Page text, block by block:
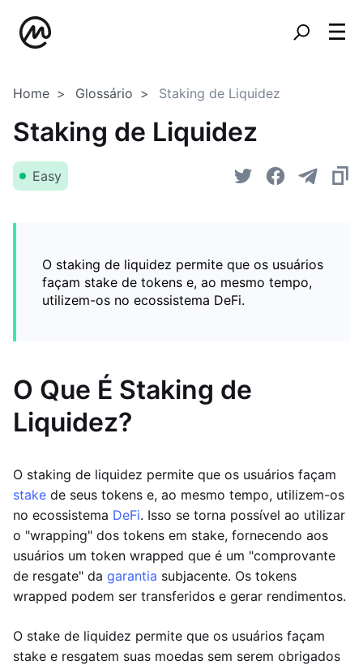
Home Glossário Staking de Liquidez
Staking de Liquidez
Easy
O staking de liquidez permite que os usuários
façam stake de tokens e, ao mesmo tempo,
utilizem-os no ecossistema DeFi.
O Que É Staking de
Liquidez?
O staking de liquidez permite que os usuários façam
stake de seus tokens e, ao mesmo tempo, utilizem-os
no ecossistema DeFi. Isso se torna possível ao utilizar
o "wrapping" dos tokens em stake, fornecendo aos
usuários um token wrapped que é um "comprovante
de resgate" da garantia subjacente. Os tokens
wrapped podem ser transferidos e gerar rendimentos.
O stake de liquidez permite que os usuários façam
stake e resgatem suas moedas sem serem obrigados